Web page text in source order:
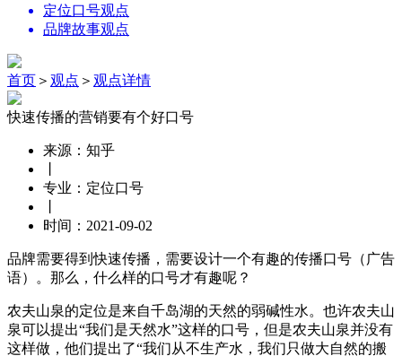
定位口号观点
品牌故事观点
首页 ＞ 观点 ＞ 观点详情
快速传播的营销要有个好口号
来源：知乎
专业：定位口号
时间：2021-09-02
品牌需要得到快速传播，需要设计一个有趣的传播口号（广告
语）。那么，什么样的口号才有趣呢？
农夫山泉的定位是来自千岛湖的天然的弱碱性水。也许农夫山
泉可以提出“我们是天然水”这样的口号，但是农夫山泉并没有
这样做，他们提出了“我们从不生产水，我们只做大自然的搬